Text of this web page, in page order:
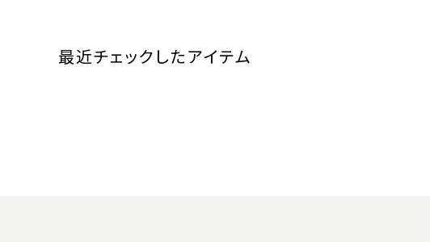
最近チェックしたアイテム